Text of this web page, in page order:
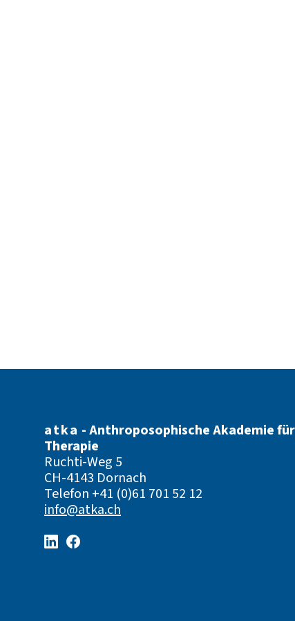
atka - Anthroposophische Akademie
Therapie
Ruchti-Weg 5
CH-4143 Dornach
Telefon +41 (0)61 701 52 12
info@atka.ch